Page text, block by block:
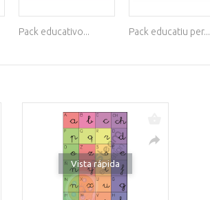
Pack educativo... Pack educatiu per...
Vista rápida